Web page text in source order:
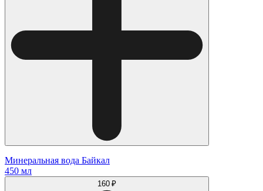
Минеральная вода Байкал
450 мл
160 ₽